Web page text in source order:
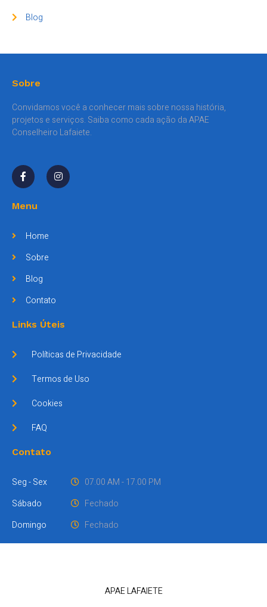
Blog
Sobre
Convidamos você a conhecer mais sobre nossa história,
projetos e serviços. Saiba como cada ação da APAE
Conselheiro Lafaiete.
Menu
Home
Sobre
Blog
Contato
Links Úteis
Políticas de Privacidade
Termos de Uso
Cookies
FAQ
Contato
Seg - Sex
Sábado
Domingo
07.00 AM - 17.00 PM
Fechado
Fechado
APAE LAFAIETE